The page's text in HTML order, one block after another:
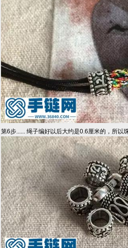
第6步...... 绳子编好以后大约是0.6厘米的，所以